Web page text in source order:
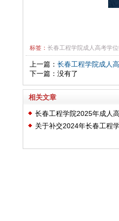
标签： 长春工程学院成人高考学
上一篇： 长春工程学院成人
下一篇：没有了
相关文章
长春工程学院2025年成人
关于补交2024年长春工程